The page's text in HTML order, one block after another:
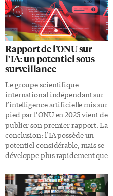
Rapport de l’ONU sur
l’IA: un potentiel sous
surveillance
Le groupe scientifique
international indépendant sur
l’intelligence artificielle mis sur
pied par l’ONU en 2025 vient de
publier son premier rapport. La
conclusion: l’IA possède un
potentiel considérable, mais se
développe plus rapidement que
Le groupe scientifique
international indépendant sur